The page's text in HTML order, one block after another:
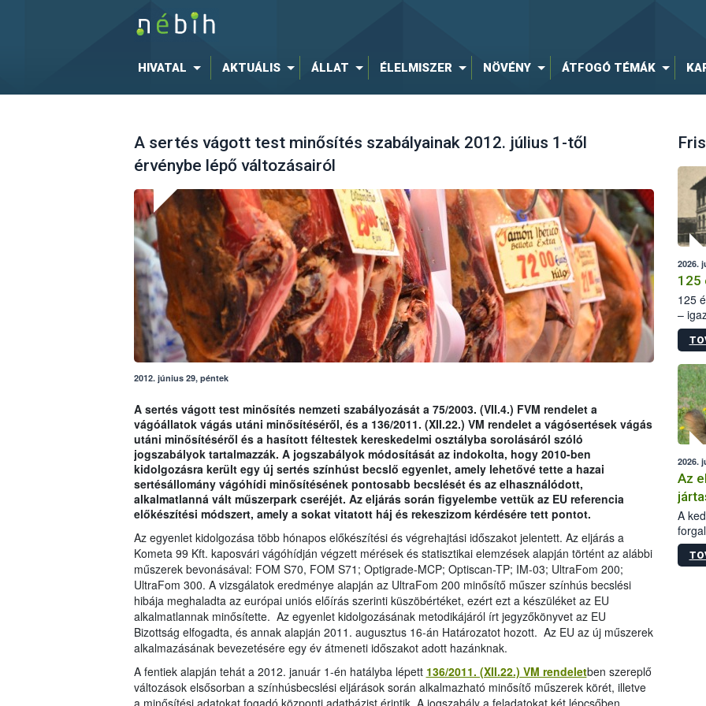
HIVATAL AKTUÁLIS ÁLLAT ÉLELMISZER NÖVÉNY ÁTFOGÓ TÉMÁK
A sertés vágott test minősítés szabályainak 2012. július 1-től
érvénybe lépő változásairól
2012. június 29, péntek
A sertés vágott test minősítés nemzeti szabályozását a 75/2003. (VII.4.) FVM rendelet a
vágóállatok vágás utáni minősítéséről, és a 136/2011. (XII.22.) VM rendelet a vágósertések vágás
utáni minősítéséről és a hasított féltestek kereskedelmi osztályba sorolásáról szóló
jogszabályok tartalmazzák. A jogszabályok módosítását az indokolta, hogy 2010-ben
kidolgozásra került egy új sertés színhúst becslő egyenlet, amely lehetővé tette a hazai
sertésállomány vágóhídi minősítésének pontosabb becslését és az elhasználódott,
alkalmatlanná vált műszerpark cseréjét. Az eljárás során figyelembe vettük az EU referencia
előkészítési módszert, amely a sokat vitatott háj és rekeszizom kérdésére tett pontot.
Az egyenlet kidolgozása több hónapos előkészítési és végrehajtási időszakot jelentett. Az eljárás a
Kometa 99 Kft. kaposvári vágóhídján végzett mérések és statisztikai elemzések alapján történt az alábbi
műszerek bevonásával: FOM S70, FOM S71; Optigrade-MCP; Optiscan-TP; IM-03; UltraFom 200;
UltraFom 300. A vizsgálatok eredménye alapján az UltraFom 200 minősítő műszer színhús becslési
hibája meghaladta az európai uniós előírás szerinti küszöbértéket, ezért ezt a készüléket az EU
alkalmatlannak minősítette. Az egyenlet kidolgozásának metodikájáról írt jegyzőkönyvet az EU
Bizottság elfogadta, és annak alapján 2011. augusztus 16-án Határozatot hozott. Az EU az új műszerek
alkalmazásának bevezetésére egy év átmeneti időszakot adott hazánknak.
A fentiek alapján tehát a 2012. január 1-én hatályba lépett 136/2011. (XII.22.) VM rendeletben szereplő
változások elsősorban a színhúsbecslési eljárások során alkalmazható minősítő műszerek körét, illetve
2026.
125
125
–
15.
2026.
Az
A